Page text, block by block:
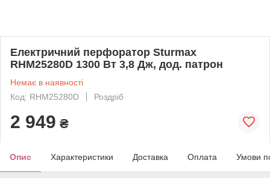
Електричний перфоратор Sturmax
RHM25280D 1300 Вт 3,8 Дж, дод. патрон
Немає в наявності
Код: RHM25280D
Роздріб
2 949 ₴
Опис Характеристики Доставка Оплата Умови